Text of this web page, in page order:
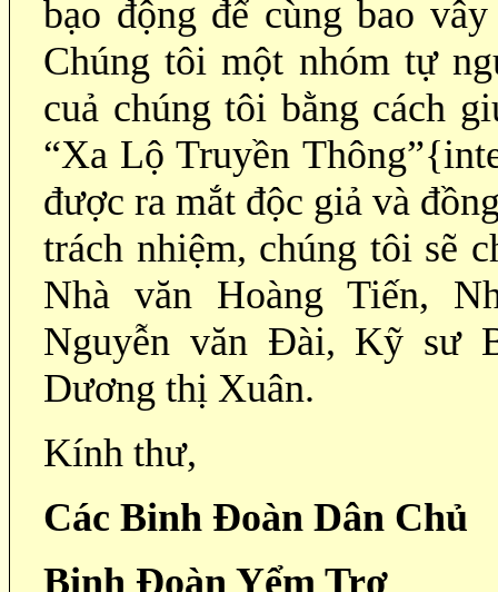
bạo động để cùng bao
Chúng tôi một nhóm tự
cuả chúng tôi bằng cách
“Xa Lộ Truyền
được ra mắt độc giả và
trách nhiệm, chúng tôi sẽ
Nhà văn Hoàng Tiến,
Nguyễn văn Đài, Kỹ sư
Dương thị Xuân.
Kính thư,
Các Binh Đoàn Dân Chủ
Binh Đoàn Yểm Trợ